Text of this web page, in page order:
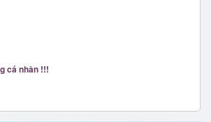
cá nhân !!!